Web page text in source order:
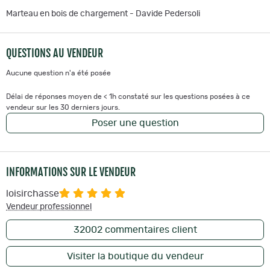
Marteau en bois de chargement - Davide Pedersoli
QUESTIONS AU VENDEUR
Aucune question n'a été posée
Délai de réponses moyen de < 1h constaté sur les questions posées à ce
vendeur sur les 30 derniers jours.
Poser une question
INFORMATIONS SUR LE VENDEUR
loisirchasse
Vendeur professionnel
32002commentaires client
Visiter la boutique du vendeur